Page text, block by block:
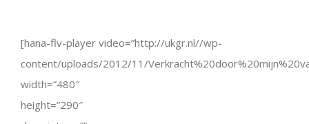
Larger
Image
[hana-flv-player video=”http://ukgr.nl//wp-
content/uploads/2012/11/
width=”480″
height=”290″